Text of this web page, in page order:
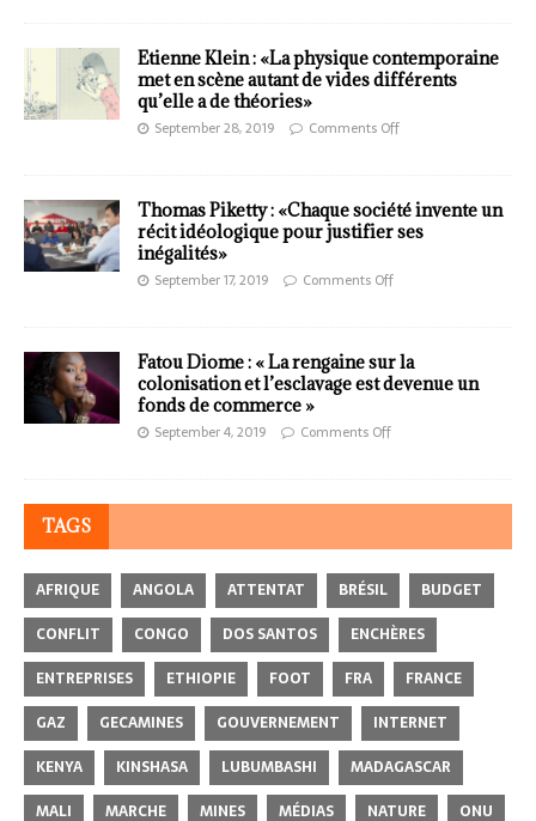
Etienne Klein : «La physique contemporaine
met en scène autant de vides différents
qu’elle a de théories»
September 28, 2019 Comments Off
Thomas Piketty : «Chaque société invente un
récit idéologique pour justifier ses
inégalités»
September 17, 2019 Comments Off
Fatou Diome : « La rengaine sur la
colonisation et l’esclavage est devenue un
fonds de commerce »
September 4, 2019 Comments Off
TAGS
AFRIQUE ANGOLA ATTENTAT BRÉSIL
BUDGET
CONFLIT
CONGO DOS SANTOS
ENCHÈRES
ENTREPRISES
ETHIOPIE FOOT FRA
FRANCE
GAZ
GECAMINES GOUVERNEMENT
INTERNET
KENYA
KINSHASA LUBUMBASHI
MADAGASCAR
MALI
MARCHE MINES MÉDIAS NATURE ONU